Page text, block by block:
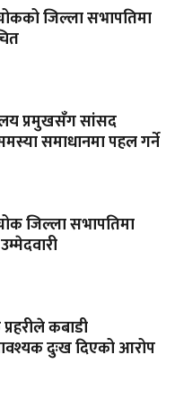
जिल्ला सभापतिमा
प्रमुखसँग सांसद
समाधानमा पहल गर्ने
जिल्ला सभापतिमा
कबाडी
दुःख दिएको आरोप